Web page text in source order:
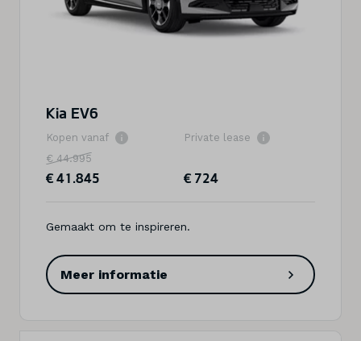
Kia EV6
Kopen vanaf
€ 44.995
€ 41.845
Private lease
€ 724
Gemaakt om te inspireren.
Meer informatie